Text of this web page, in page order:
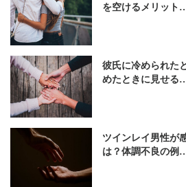
を空けるメリット
彼氏に冷められた
めたときに見せる
ツインレイ男性が
は？体調不良の例